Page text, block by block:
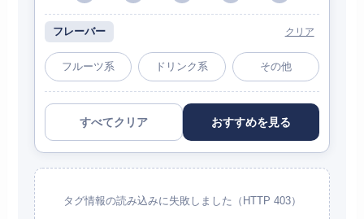
フレーバー クリア
フルーツ系 ドリンク系 その他
すべてクリア おすすめを見る
タグ情報の読み込みに失敗しました（HTTP 403）